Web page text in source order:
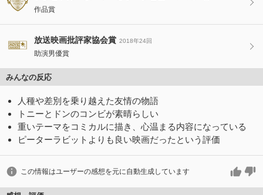
作品賞
放送映画批評家協会賞 2018年24回
助演男優賞
みんなの反応
人種や差別を乗り越えた友情の物語
トニーとドンのコンビが素晴らしい
重いテーマをコミカルに描き、心温まる内容になっている
ピーターラビットよりも良い映画だったという評価
この情報はユーザーの感想を元に自動生成しています